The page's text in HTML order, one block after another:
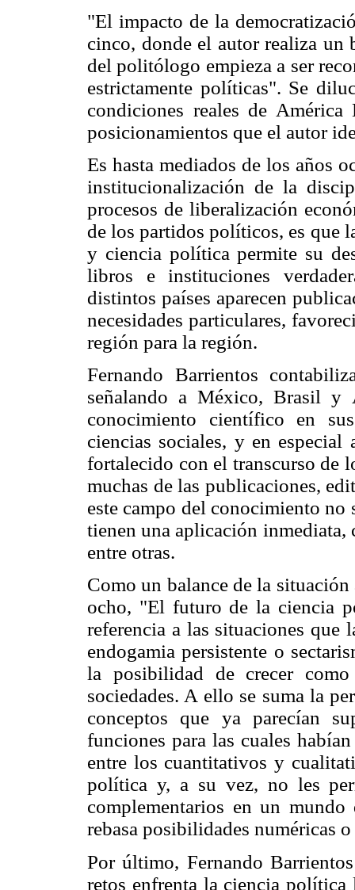
"El impacto de la
cinco, donde el autor realiza un
del politólogo empieza a ser
estrictamente políticas". Se
condiciones reales de
posicionamientos que el autor
Es hasta mediados de los años
institucionalización de la
procesos de liberalización
de los partidos políticos, es que
y ciencia política permite su
libros e instituciones
distintos países aparecen
necesidades particulares,
región para la región.
Fernando Barrientos
señalando a México, Brasil y
conocimiento científico en
ciencias sociales, y en
fortalecido con el transcurso de
muchas de las publicaciones,
este campo del conocimiento no
tienen una aplicación
entre otras.
Como un balance de la
ocho, "El futuro de la ciencia
referencia a las situaciones que
endogamia persistente o
la posibilidad de crecer
sociedades. A ello se suma la
conceptos que ya parecían
funciones para las cuales
entre los cuantitativos y
política y, a su vez, no les
complementarios en un
rebasa posibilidades numéricas
Por último, Fernando
retos enfrenta la ciencia